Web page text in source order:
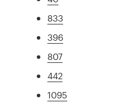
833
396
807
442
1095